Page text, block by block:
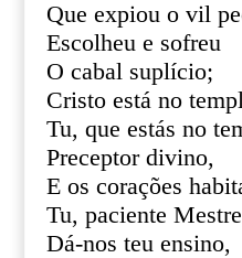
Que expiou o vil
Escolheu e sofreu
O cabal suplício;
Cristo está no
Tu, que estás no
Preceptor divino,
E os corações
Tu, paciente
Dá-nos teu ensino,